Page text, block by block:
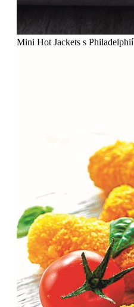
Mini Hot Jackets s Philadelphií